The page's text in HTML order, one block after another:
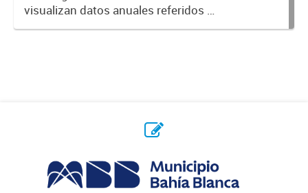
visualizan datos anuales referidos a
la transparencia fiscal e impositiva